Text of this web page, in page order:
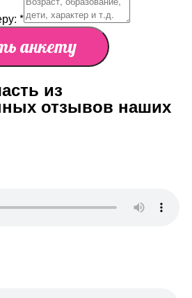
*
анкету
из
отзывов наших